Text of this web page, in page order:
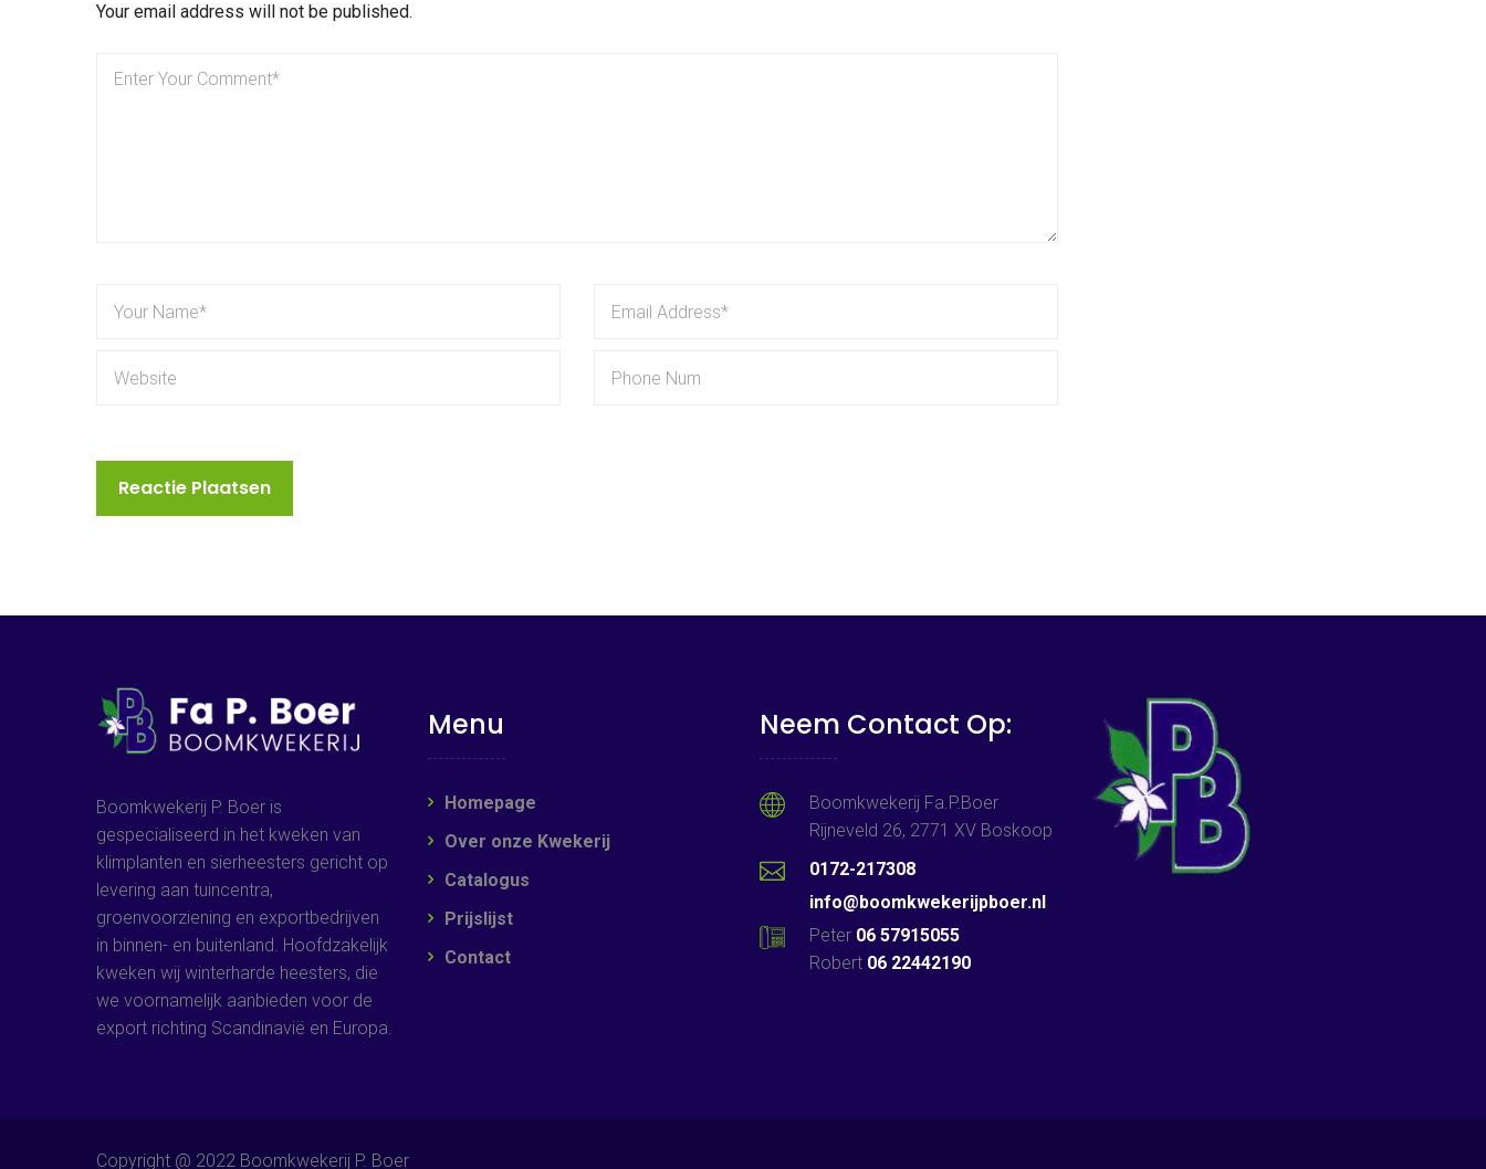
Your email address will not be published.
Boomkwekerij P. Boer is
gespecialiseerd in het kweken van
klimplanten en sierheesters gericht op
levering aan tuincentra,
groenvoorziening en exportbedrijven
in binnen- en buitenland. Hoofdzakelijk
kweken wij winterharde heesters, die
we voornamelijk aanbieden voor de
export richting Scandinavië en Europa.
Menu
Homepage
Over onze Kwekerij
Catalogus
Prijslijst
Contact
Neem Contact Op:
Boomkwekerij Fa.P.Boer
Rijneveld 26, 2771 XV Boskoop
0172-217308
info@boomkwekerijpboer.nl
Peter 06 57915055
Robert 06 22442190
Copyright @ 2022 Boomkwekerij P. Boer